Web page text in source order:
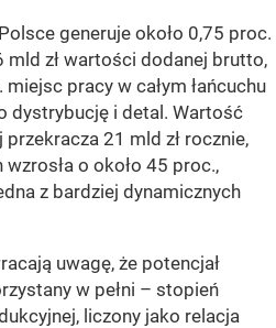
generuje około 0,75 proc.
mld zł wartości dodanej brutto,
pracy w całym łańcuchu
dystrybucję i detal. Wartość
21 mld zł rocznie,
o około 45 proc.,
z bardziej dynamicznych
uwagę, że potencjał
w pełni – stopień
liczony jako relacja